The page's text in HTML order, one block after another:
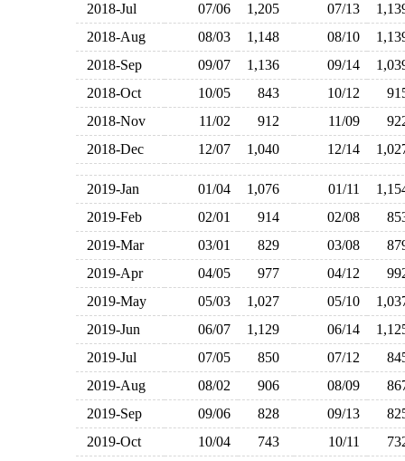
2018-Jul
07/06 1,205 07/13
2018-Aug
08/03 1,148 08/10
2018-Sep
09/07 1,136 09/14
2018-Oct
10/05 843 10/12
2018-Nov
11/02 912 11/09
2018-Dec
12/07 1,040 12/14
2019-Jan 01/04 1,076 01/11
2019-Feb
02/01 914 02/08
2019-Mar
03/01 829 03/08
2019-Apr
04/05 977 04/12
2019-May
05/03 1,027 05/10
2019-Jun
06/07 1,129 06/14
2019-Jul
07/05 850 07/12
2019-Aug
08/02 906 08/09
2019-Sep
09/06 828 09/13
2019-Oct
10/04 743 10/11